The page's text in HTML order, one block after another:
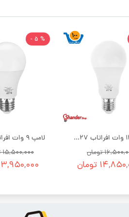
۱۵,۵۰۰,۰۰۰ تومان
۱۳,۹۵۰,۰۰۰
% 5 -
لامپ 12 وات افراتاب E27 | بسته 100 عددی
تومان
تومان